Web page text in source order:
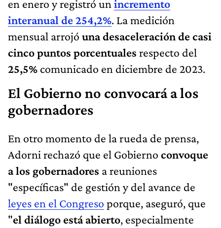
en enero y registró un incremento
interanual de 254,2%. La medición
mensual arrojó una desaceleración de casi
cinco puntos porcentuales respecto del
25,5% comunicado en diciembre de 2023.
El Gobierno no convocará a los
gobernadores
En otro momento de la rueda de prensa,
Adorni rechazó que el Gobierno convoque
a los gobernadores a reuniones
"específicas" de gestión y del avance de
leyes en el Congreso porque, aseguró, que
"el diálogo está abierto, especialmente